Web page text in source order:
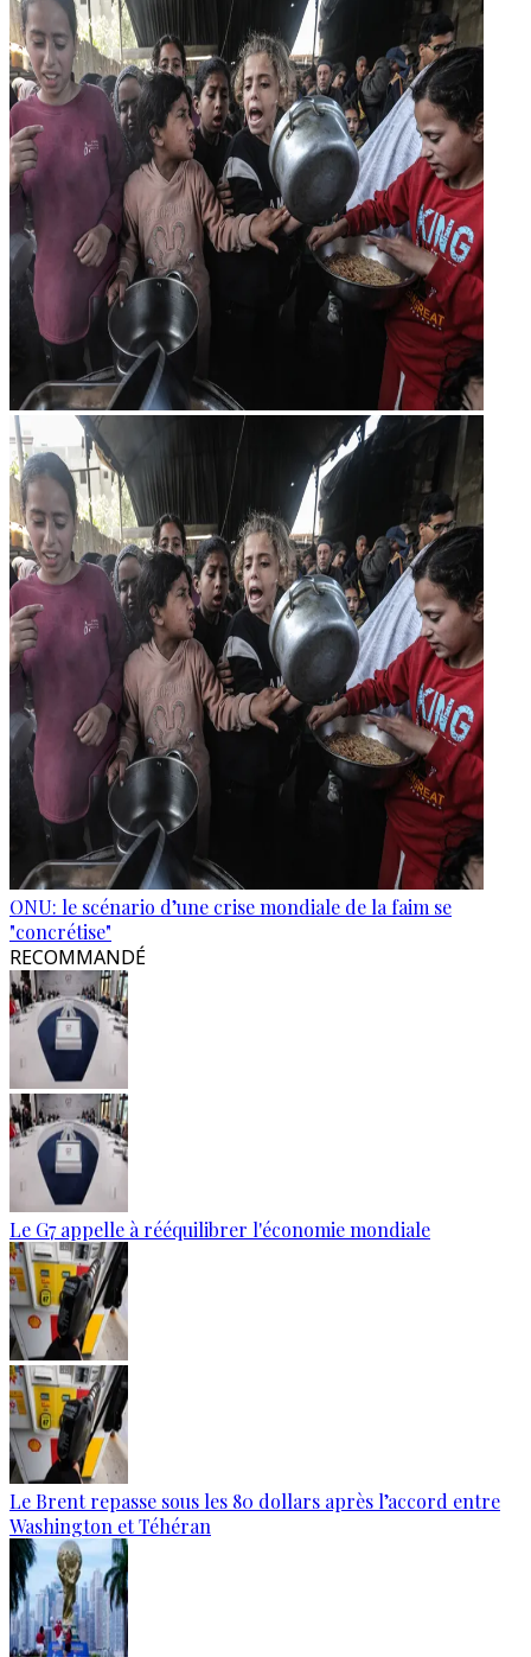
ONU: le scénario d’une crise mondiale de la faim se
"concrétise"
RECOMMANDÉ
Le G7 appelle à rééquilibrer l'économie mondiale
Le Brent repasse sous les 80 dollars après l’accord entre
Washington et Téhéran